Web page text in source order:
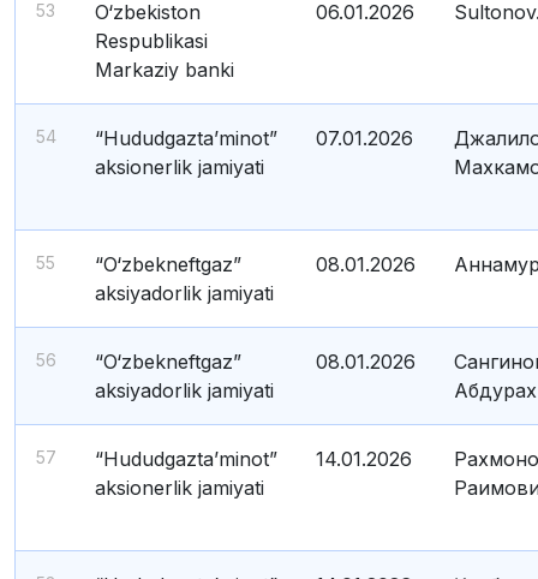
53
O‘zbekiston
Respublikasi
Markaziy banki
06.01.2026
54
“Hududgazta’minot”
aksionerlik jamiyati
07.01.2026
55
“O‘zbekneftgaz”
aksiyadorlik jamiyati
08.01.2026
56
“O‘zbekneftgaz”
aksiyadorlik jamiyati
08.01.2026
57
“Hududgazta’minot”
aksionerlik jamiyati
14.01.2026